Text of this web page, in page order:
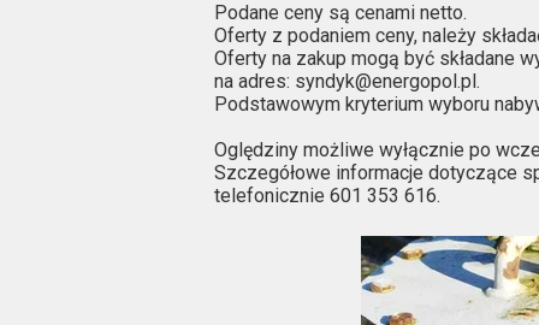
Podane ceny są cenami netto.
Oferty z podaniem ceny, należy
Oferty na zakup mogą być składane
na adres: syndyk@energopol.pl.
Podstawowym kryterium wyboru
Oględziny możliwe wyłącznie po
Szczegółowe informacje dotyczące
telefonicznie 601 353 616.